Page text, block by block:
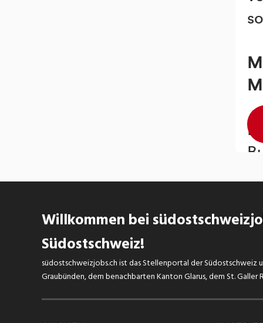
Willkommen bei
Südostschweiz!
südostschweizjobs.ch ist das Stellenportal der Südostschweiz
Graubünden, dem benachbarten Kanton Glarus, dem St.